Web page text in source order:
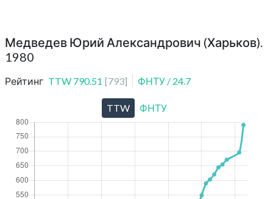
Медведев Юрий Александрович (Харьков).
1980
Рейтинг TTW 790.51 [793] ФНТУ / 24.7
TTW ФНТУ